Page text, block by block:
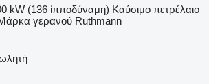
kW (136 ίπποδύναμη) Καύσιμο πετρέλαιο
γερανού Ruthmann